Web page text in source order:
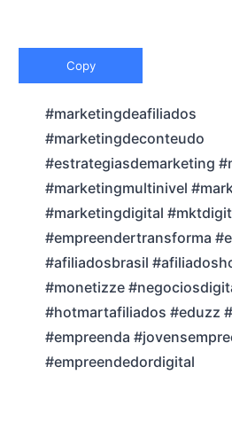
Copy
#marketingdeafiliados
#marketingdeconteudo
#estrategiasdemarketing
#marketingmultinivel
#marketingdigital
#empreendertransforma
#afiliadosbrasil
#monetizze
#hotmartafiliados #eduzz
#empreenda
#empreendedordigital